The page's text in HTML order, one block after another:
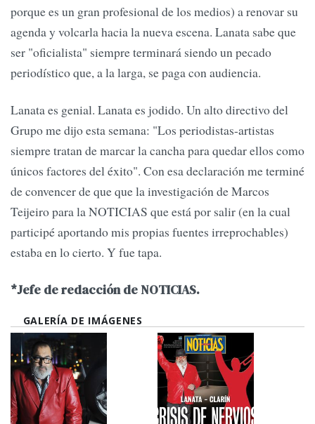
porque es un gran profesional de los medios) a renovar su
agenda y volcarla hacia la nueva escena. Lanata sabe que
ser "oficialista" siempre terminará siendo un pecado
periodístico que, a la larga, se paga con audiencia.
Lanata es genial. Lanata es jodido. Un alto directivo del
Grupo me dijo esta semana: "Los periodistas-artistas
siempre tratan de marcar la cancha para quedar ellos como
únicos factores del éxito". Con esa declaración me terminé
de convencer de que que la investigación de Marcos
Teijeiro para la NOTICIAS que está por salir (en la cual
participé aportando mis propias fuentes irreprochables)
estaba en lo cierto. Y fue tapa.
*Jefe de redacción de NOTICIAS.
GALERÍA DE IMÁGENES